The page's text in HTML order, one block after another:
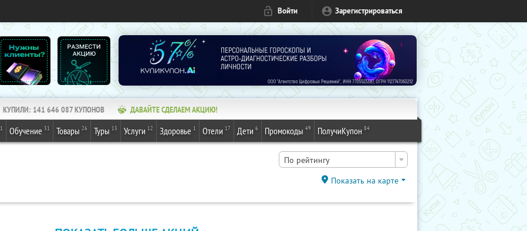
Войти Зарегистрироваться
КУПИЛИ: 141 646 087КУПОНОВ ДАВАЙТЕ СДЕЛАЕМ АКЦИЮ!
1 Обучение 31 Товары 26 Туры 13 Услуги 12 Здоровье 1 Отели 17 Дети 6 Промокоды 49 ПолучиКупон 84
По рейтингу
Показать на карте